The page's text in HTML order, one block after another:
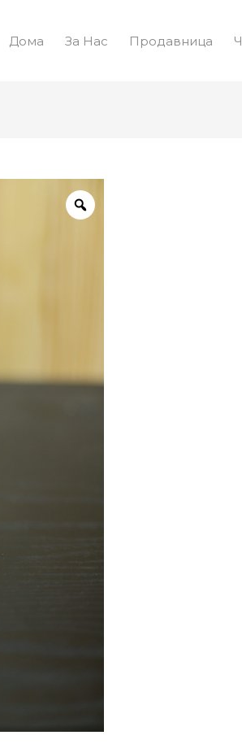
Дома За Нас Продавница